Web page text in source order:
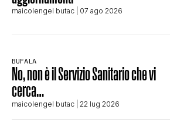
maicolengel butac | 07 ago 2026
BUFALA
No, non è il Servizio Sanitario che vi
cerca…
maicolengel butac | 22 lug 2026